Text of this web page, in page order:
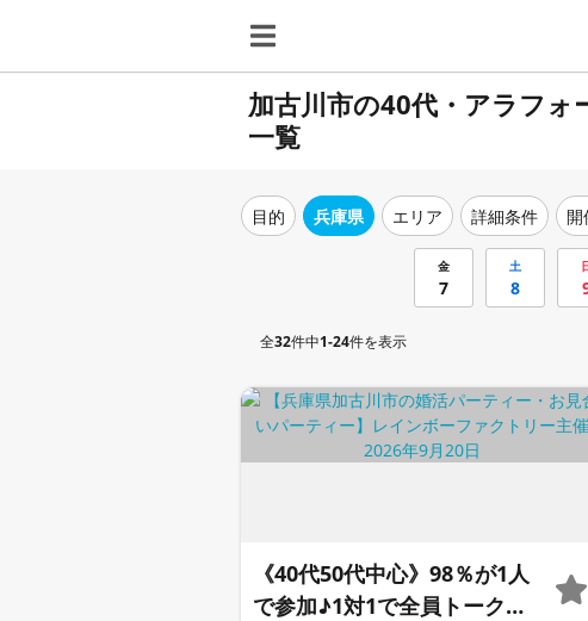
加古川市の40代・アラフ
一覧
目的 兵庫県 エリア 詳細条件 開
金
7
土
8
全32件中1-24件を表示
《40代50代中心》98％が1人
で参加♪1対1で全員トーク☆